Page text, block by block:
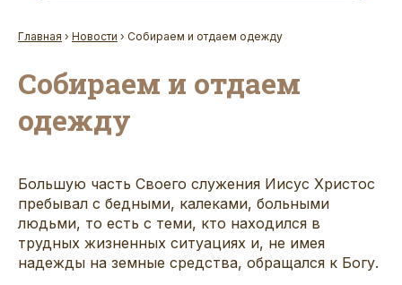
Главная › Новости › Собираем и отдаем одежду
Собираем и отдаем
одежду
Большую часть Своего служения Иисус Христос
пребывал с бедными, калеками, больными
людьми, то есть с теми, кто находился в
трудных жизненных ситуациях и, не имея
надежды на земные средства, обращался к Богу.